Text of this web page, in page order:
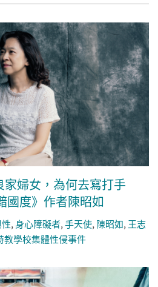
婦女，為何去寫打手
度》作者陳昭如
,身心障礙者,手天使,陳昭如,王志
教學校集體性侵事件